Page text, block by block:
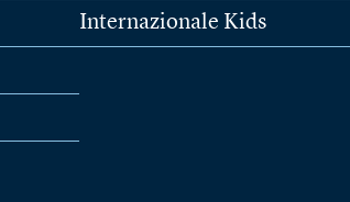
Internazionale Kids